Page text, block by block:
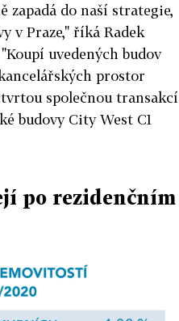
zapadá do naší strategie,
v Praze," říká Radek
uvedených budov
prostor
společnou transakcí
budovy City West C1
po rezidenčním